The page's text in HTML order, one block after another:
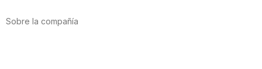
Sobre la compañía